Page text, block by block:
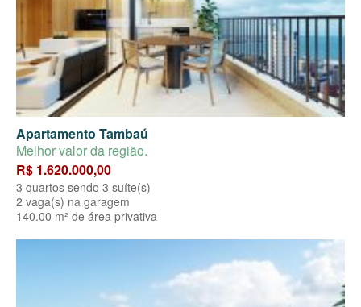
Apartamento Tambaú
Melhor valor da região.
R$ 1.620.000,00
3 quartos sendo 3 suíte(s)
2 vaga(s) na garagem
140.00 m² de área privativa